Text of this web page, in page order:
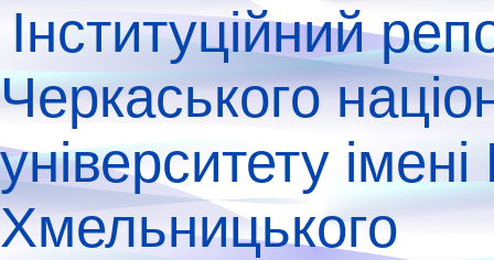
Інституційний
Черкаського
університету
Хмельницького